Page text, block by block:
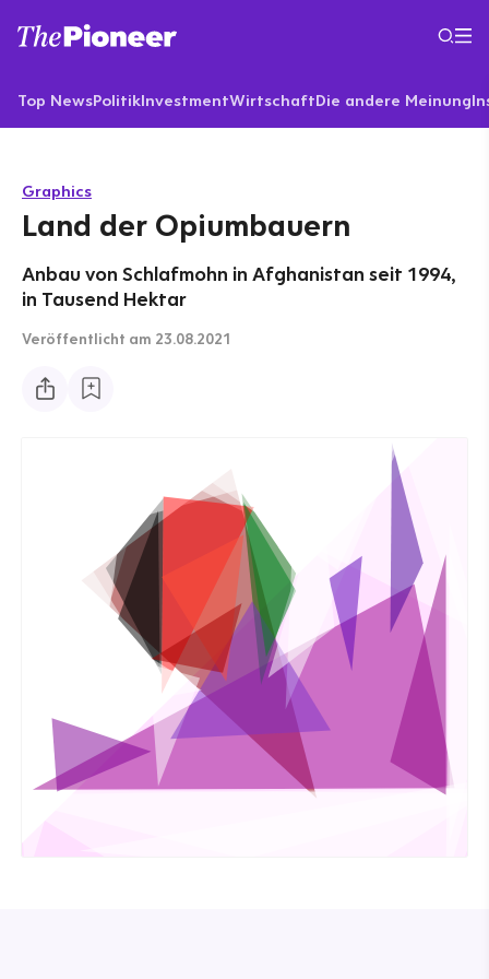
Top NewsPolitikInvestmentWirtschaftDie andere Meinung
Graphics
Land der Opiumbauern
Anbau von Schlafmohn in Afghanistan seit 1994,
in Tausend Hektar
Veröffentlicht am 23.08.2021